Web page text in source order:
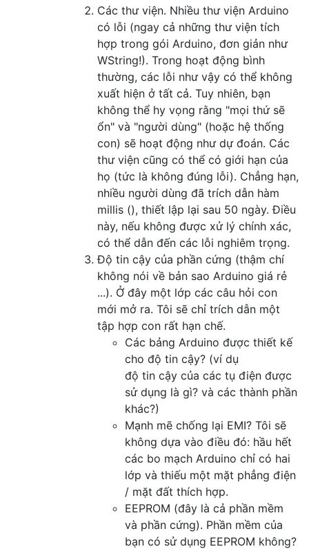
Các thư viện. Nhiều thư viện Arduino
có lỗi (ngay cả những thư viện tích
hợp trong gói Arduino, đơn giản như
WString!). Trong hoạt động bình
thường, các lỗi như vậy có thể không
xuất hiện ở tất cả. Tuy nhiên, bạn
không thể hy vọng rằng "mọi thứ sẽ
ổn" và "người dùng" (hoặc hệ thống
con) sẽ hoạt động như dự đoán. Các
thư viện cũng có thể có giới hạn của
họ (tức là không đúng lỗi). Chẳng hạn,
nhiều người dùng đã trích dẫn hàm
millis (), thiết lập lại sau 50 ngày. Điều
này, nếu không được xử lý chính xác,
có thể dẫn đến các lỗi nghiêm trọng.
Độ tin cậy của phần cứng (thậm chí
không nói về bản sao Arduino giá rẻ
...). Ở đây một lớp các câu hỏi con
mới mở ra. Tôi sẽ chỉ trích dẫn một
tập hợp con rất hạn chế.
Các bảng Arduino được thiết kế
cho độ tin cậy? (ví dụ
độ tin cậy của các tụ điện được
sử dụng là gì? và các thành phần
khác?)
Mạnh mẽ chống lại EMI? Tôi sẽ
không dựa vào điều đó: hầu hết
các bo mạch Arduino chỉ có hai
lớp và thiếu một mặt phẳng điện
/ mặt đất thích hợp.
EEPROM (đây là cả phần mềm
và phần cứng). Phần mềm của
bạn có sử dụng EEPROM không?